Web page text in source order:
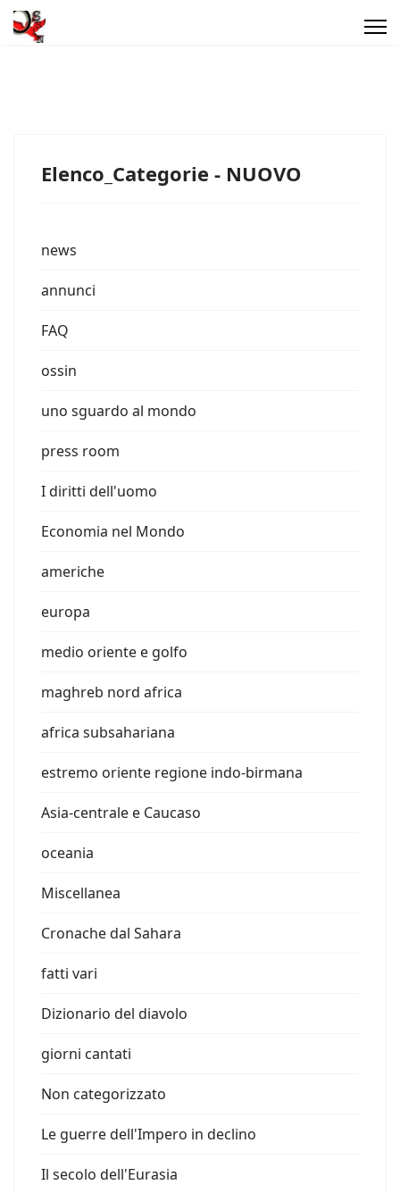
Elenco_Categorie - NUOVO
news
annunci
FAQ
ossin
uno sguardo al mondo
press room
I diritti dell'uomo
Economia nel Mondo
americhe
europa
medio oriente e golfo
maghreb nord africa
africa subsahariana
estremo oriente regione indo-birmana
Asia-centrale e Caucaso
oceania
Miscellanea
Cronache dal Sahara
fatti vari
Dizionario del diavolo
giorni cantati
Non categorizzato
Le guerre dell'Impero in declino
Il secolo dell'Eurasia